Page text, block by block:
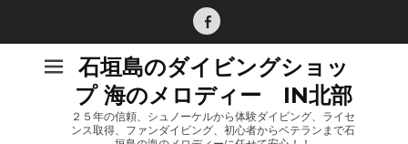
Facebook
石垣島のダイビングショッ
プ 海のメロディー IN北部
２５年の信頼、シュノーケルから体験ダイビング、ライセ
ンス取得、ファンダイビング、初心者からベテランまで石